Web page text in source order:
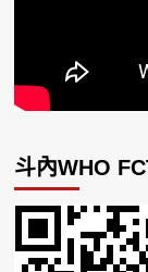
斗內WHO